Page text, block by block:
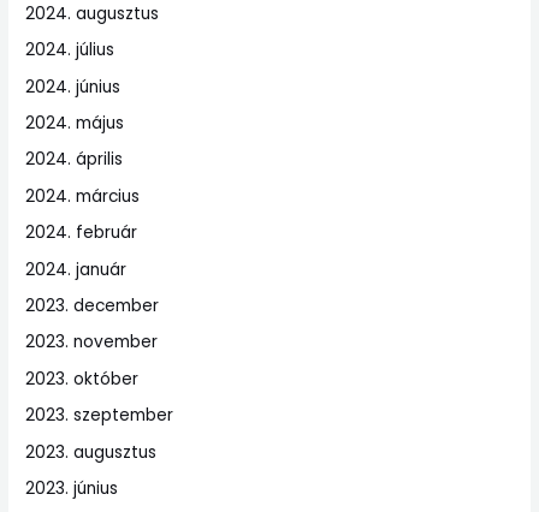
2024. augusztus
2024. július
2024. június
2024. május
2024. április
2024. március
2024. február
2024. január
2023. december
2023. november
2023. október
2023. szeptember
2023. augusztus
2023. június